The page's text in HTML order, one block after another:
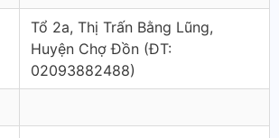
Tổ 2a, Thị Trấn Bằng Lũng,
Huyện Chợ Đồn (ÐT:
02093882488)